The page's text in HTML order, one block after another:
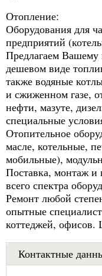
Отопление:
Оборудования для
предприятий
Предлагаем
дешевом виде
также водяные
и сжиженном газе,
нефти, мазуте,
специальные
Отопительное
масле, котельные,
мобильные),
Поставка, монтаж и
всего спектра
Ремонт любой
опытные
коттеджей, офисов.
Контактные